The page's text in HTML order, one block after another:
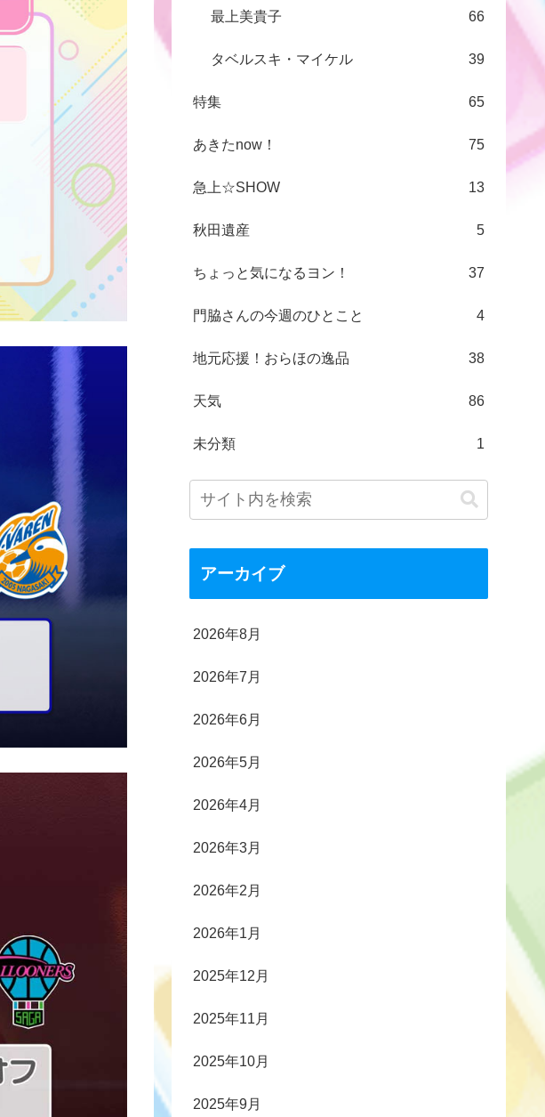
最上美貴子 66
タベルスキ・マイケル 39
特集 65
あきたnow！ 75
急上☆SHOW 13
秋田遺産 5
ちょっと気になるヨン！ 37
門脇さんの今週のひとこと 4
地元応援！おらほの逸品 38
天気 86
未分類 1
アーカイブ
2026年8月
2026年7月
2026年6月
2026年5月
2026年4月
2026年3月
2026年2月
2026年1月
2025年12月
2025年11月
2025年10月
2025年9月